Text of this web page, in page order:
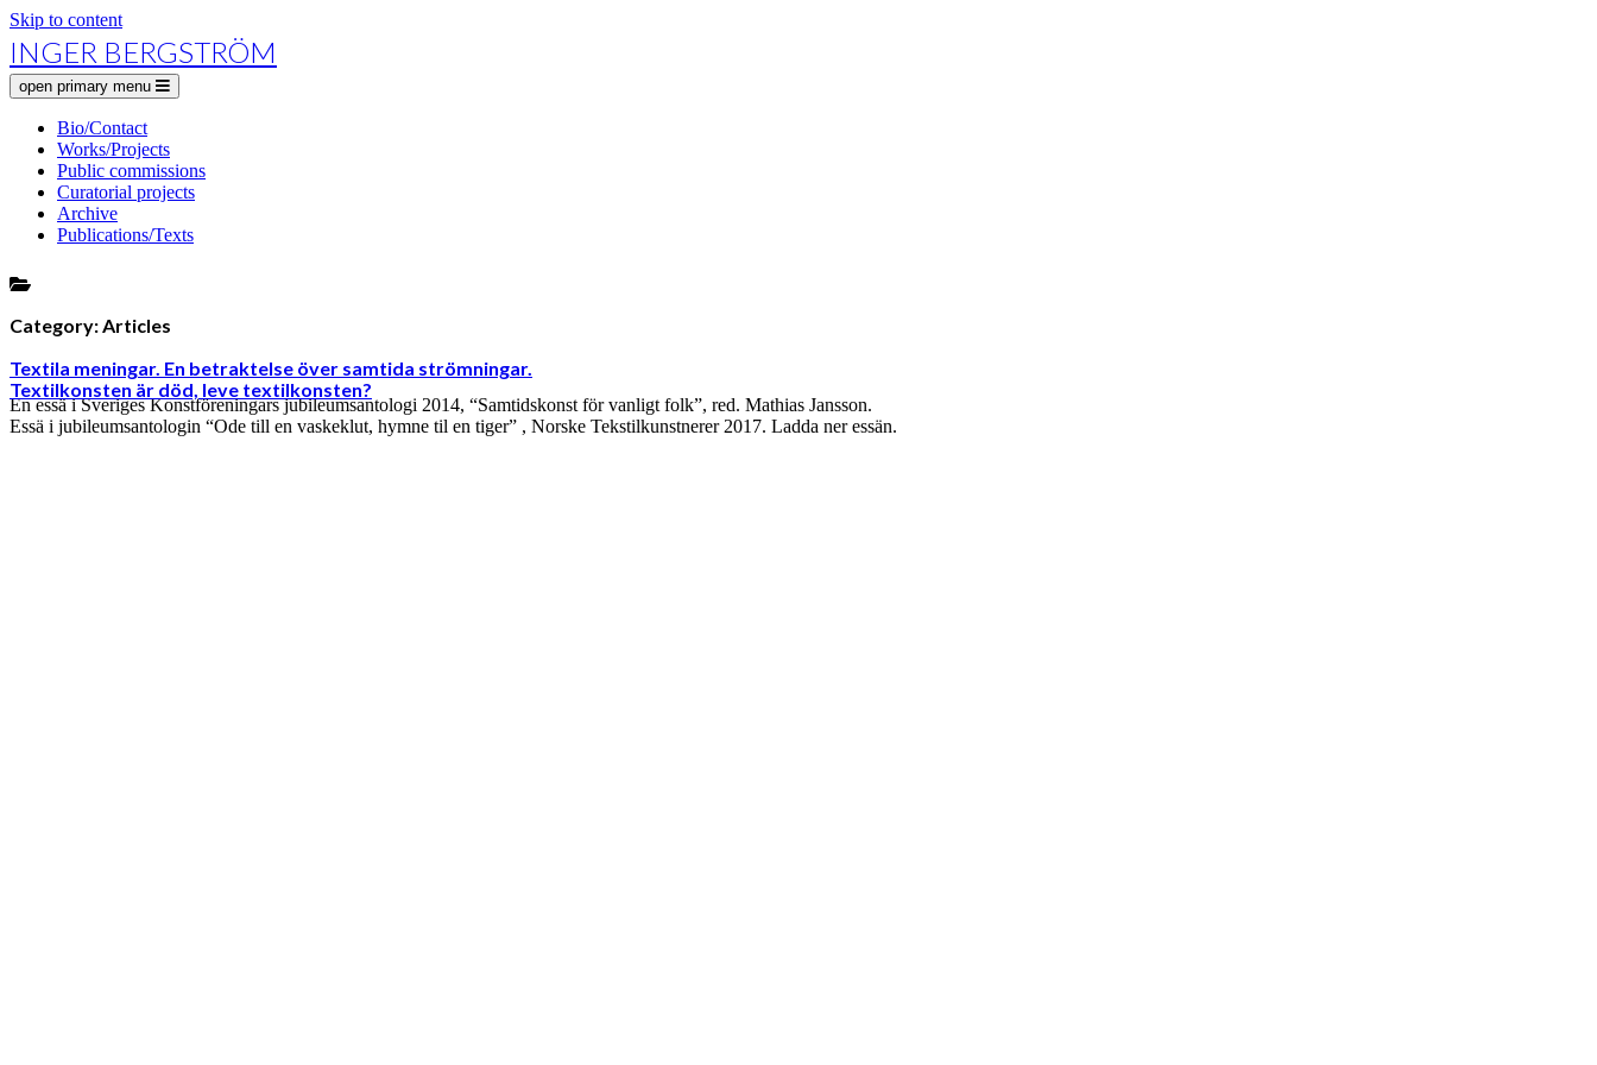
Skip to content
INGER BERGSTRÖM
open primary menu
Bio/Contact
Works/Projects
Public commissions
Curatorial projects
Archive
Publications/Texts
Category:Articles
Textila meningar. En betraktelse över samtida strömningar.
En essä i Sveriges Konstföreningars jubileumsantologi 2014, “Samtidskonst för vanligt folk”, red. Mathias Jansson.
Textilkonsten är död, leve textilkonsten?
Essä i jubileumsantologin “Ode till en vaskeklut, hymne til en tiger” , Norske Tekstilkunstnerer 2017. Ladda ner essän.